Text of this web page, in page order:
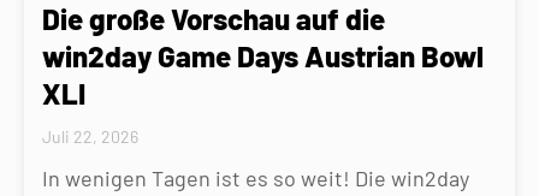
Die große Vorschau auf die
win2day Game Days Austrian Bowl
XLI
Juli 22, 2026
In wenigen Tagen ist es so weit! Die win2day